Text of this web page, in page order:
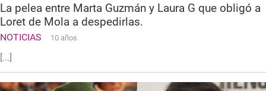
La pelea entre Marta Guzmán y Laura G que obligó a
Loret de Mola a despedirlas.
NOTICIAS 10 años
[...]